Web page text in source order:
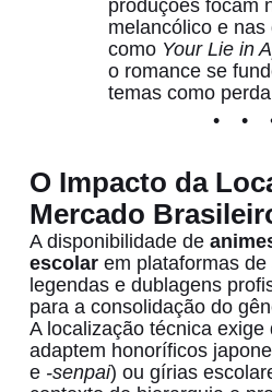
produções focam
melancólico e
como Your Lie in
o romance se
temas como
O Impacto da
Mercado
A disponibilidade de
escolarem plataformas de
legendas e dublagens
para a consolidação do
A localização técnica exige
adaptem honoríficos
e -senpai) ou gírias